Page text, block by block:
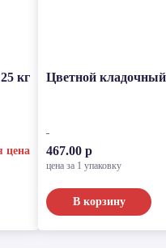
кг
цена
Цветной кладочный
467.00 р
цена за 1 упаковку
В корзину